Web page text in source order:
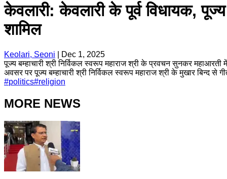
केवलारी: केवलारी के पूर्व विधायक,
शामिल
Keolari, Seoni
Dec 1, 2025
पूज्य बम्हाचारी श्री निर्विकल स्वरूप महाराज श्री के प्रवचन सुनकर महाआरती
अवसर पर पूज्य बम्हाचारी श्री निर्विकल स्वरूप महाराज श्री के मुखार बिन्द
#politics#religion
MORE NEWS